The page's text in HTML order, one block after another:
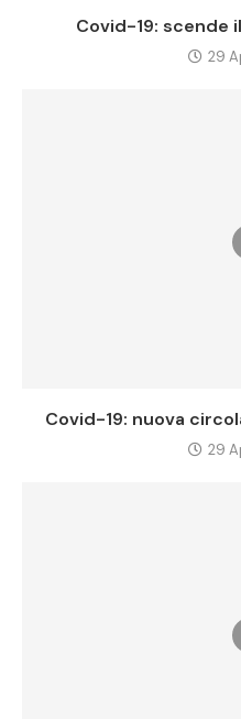
Covid-19: scende
29
Covid-19: nuova
29